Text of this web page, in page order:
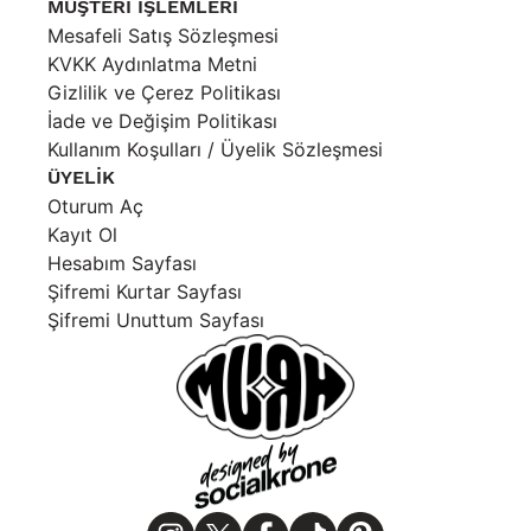
MÜŞTERİ İŞLEMLERİ
Mesafeli Satış Sözleşmesi
KVKK Aydınlatma Metni
Gizlilik ve Çerez Politikası
İade ve Değişim Politikası
Kullanım Koşulları / Üyelik Sözleşmesi
ÜYELİK
Oturum Aç
Kayıt Ol
Hesabım Sayfası
Şifremi Kurtar Sayfası
Şifremi Unuttum Sayfası